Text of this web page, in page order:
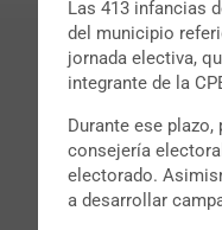
Las 413 infancias
del municipio
jornada electiva,
integrante de la
Durante ese
consejería
electorado.
a desarrollar